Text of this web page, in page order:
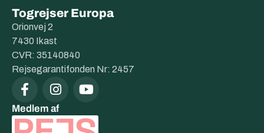
Togrejser Europa
Orionvej 2
7430 Ikast
CVR: 35140840
Rejsegarantifonden Nr: 2457
Medlem af